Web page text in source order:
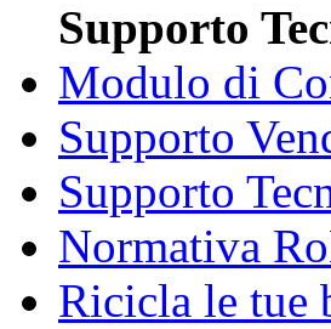
Supporto
Modulo di
Supporto
Supporto
Normativa
Ricicla le tue